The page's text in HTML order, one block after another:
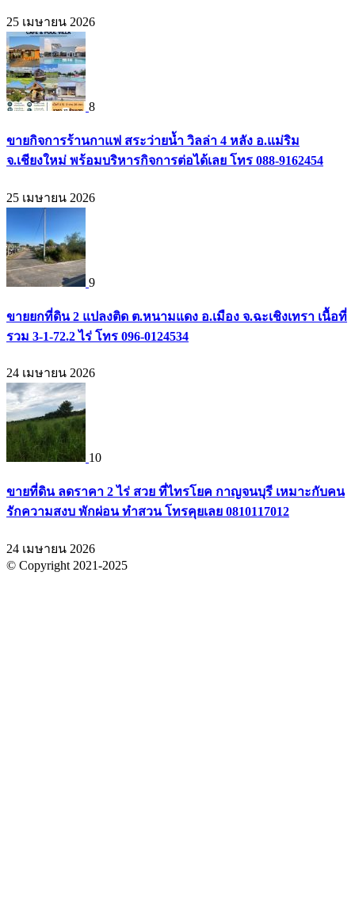
25 เมษายน 2026
8
ขายกิจการร้านกาแฟ สระว่ายน้ำ วิลล่า 4 หลัง อ.แม่ริม
จ.เชียงใหม่ พร้อมบริหารกิจการต่อได้เลย โทร 088-9162454
25 เมษายน 2026
9
ขายยกที่ดิน 2 แปลงติด ต.หนามแดง อ.เมือง จ.ฉะเชิงเทรา เนื้อที่
รวม 3-1-72.2 ไร่ โทร 096-0124534
24 เมษายน 2026
10
ขายที่ดิน ลดราคา 2 ไร่ สวย ที่ไทรโยค กาญจนบุรี เหมาะกับคน
รักความสงบ พักผ่อน ทำสวน โทรคุยเลย 0810117012
24 เมษายน 2026
© Copyright 2021-2025